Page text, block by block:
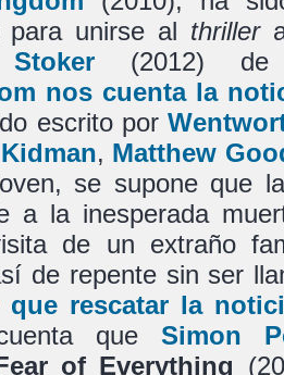
unirse al thriller
Stoker(2012)
nos cuenta la
escrito por
, Matthew
se supone que
a la inesperada
de un extraño
de repente sin ser
que rescatar la
queSimon
of Everything